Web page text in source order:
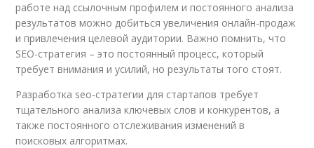
работе над ссылочным профилем и постоянного анализа
результатов можно добиться увеличения онлайн-продаж
и привлечения целевой аудитории. Важно помнить, что
SEO-стратегия – это постоянный процесс, который
требует внимания и усилий, но результаты того стоят.
Разработка seo-стратегии для стартапов требует
тщательного анализа ключевых слов и конкурентов, а
также постоянного отслеживания изменений в
поисковых алгоритмах.